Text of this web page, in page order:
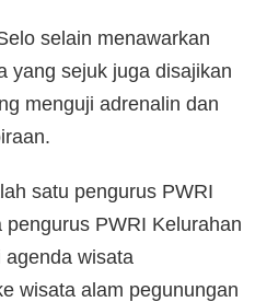
selain menawarkan
yang sejuk juga disajikan
menguji adrenalin dan
satu pengurus PWRI
PWRI Kelurahan
wisata
wisata alam pegunungan